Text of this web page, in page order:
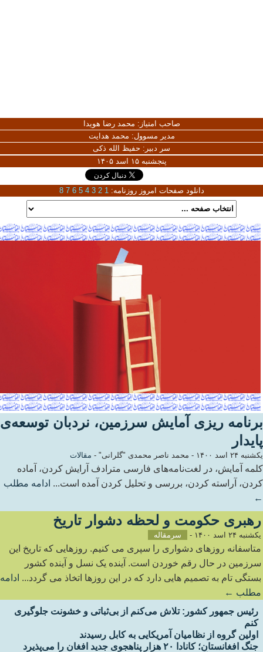
صاحب امتیاز: محمد رضا هویدا
مدیر مسوول: محمد هدایت
سر دبیر: حفیظ الله ذکی
پنجشنبه ۱۵ اسد ۱۴۰۵
دانلود صفحات امروز روزنامه: 1
2
3
4
5
6
7
8
برنامه ریزی آمایش سرزمین، نردبان توسعه‌ی
پایدار
یکشنبه ۲۴ اسد ۱۴۰۰ - محمد ناصر محمدی "گلرانی" - مقالات
کلمه آمایش، در لغت‌نامه‌های فارسی مترادف آرایش کردن، آماده
کردن، آراسته کردن، بررسی و تحلیل کردن آمده است... ادامه مطلب
←
رهبری حکومت و لحظه دشوار تاریخ
یکشنبه ۲۴ اسد ۱۴۰۰ - سرمقاله
متاسفانه روزهای دشواری را سپری می کنیم. روزهایی که تاریخ این
سرزمین در حال رقم خوردن است. آینده یک نسل و آینده کشور
بستگی تام به تصمیم هایی دارد که در این روزها اتخاذ می گردد... ادامه
مطلب ←
رئیس جمهور کشور: تلاش می‌کنم از بی‌ثباتی و خشونت جلوگیری
کنم
اولین گروه از نظامیان آمریکایی به کابل رسیدند
جنگ افغانستان؛ کانادا ۲۰ هزار پناهجوی جدید افغان را می‌پذیرد